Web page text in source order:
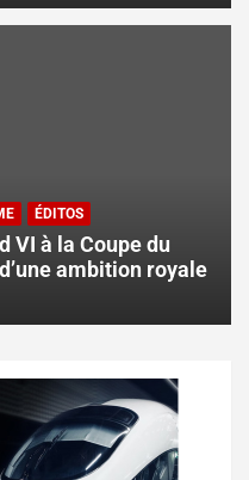
ÉDITOS
VI à la Coupe du
ambition royale